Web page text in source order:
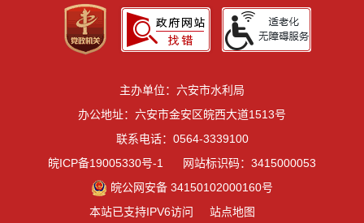
主办单位：六安市水利局
办公地址：六安市金安区皖西大道1513号
联系电话：0564-3339100
皖ICP备19005330号-1
网站标识码：3415000053
皖公网安备 34150102000160号
本站已支持IPV6访问
站点地图